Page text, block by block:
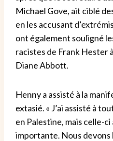
Michael Gove, ait ciblé
en les accusant
ont également souligné
racistes de Frank Hester
Diane Abbott.
Henny a assisté à la
extasié. « J’ai assisté à
en Palestine, mais celle-
importante. Nous